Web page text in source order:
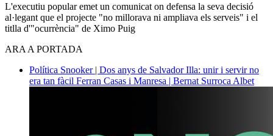
L'executiu popular emet un comunicat on defensa la seva decisió
al·legant que el projecte "no millorava ni ampliava els serveis" i el
titlla d'"ocurrència" de Ximo Puig
ARA A PORTADA
Política Snooker | Dos anys de Salvador Illa: unir i servir no
era tan fàcil Ferran Casas i Manresa | Bernat Surroca Albet